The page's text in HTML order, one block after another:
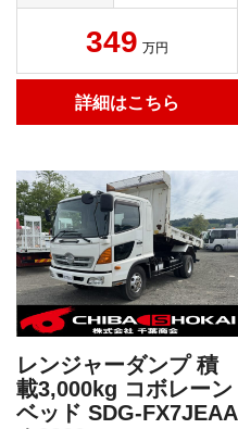
349 万円
詳細はこちら
レンジャーダンプ 積
載3,000kg コボレーン
ベッド SDG-FX7JEAA